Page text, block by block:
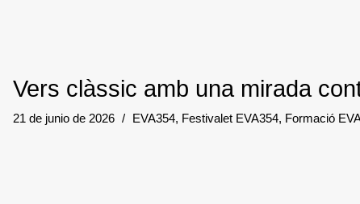
Vers clàssic amb una mirada
21 de junio de 2026 / EVA354, Festivalet EVA354, Formació